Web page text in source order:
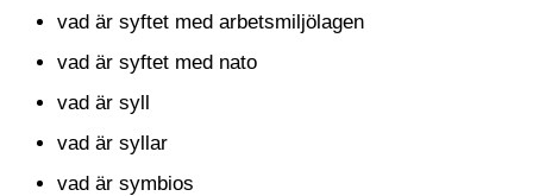
vad är syftet med arbetsmiljölagen
vad är syftet med nato
vad är syll
vad är syllar
vad är symbios